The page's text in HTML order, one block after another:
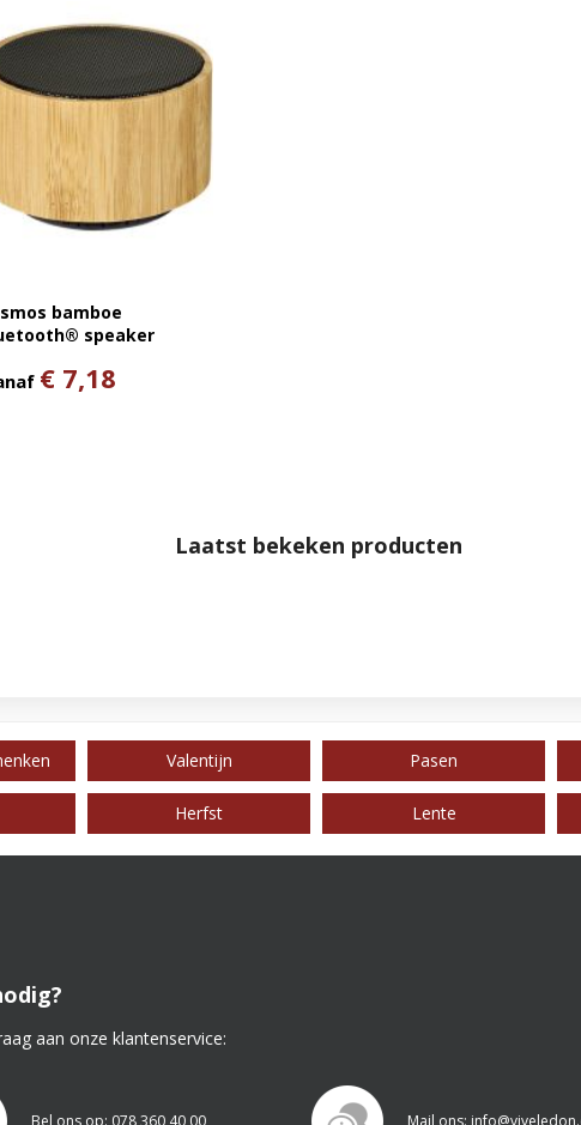
bamboe
speaker
€ 7,18
Laatst bekeken producten
Valentijn Pasen
Herfst Lente
aan onze klantenservice: